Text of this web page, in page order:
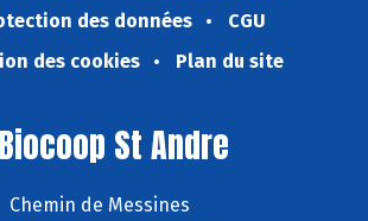
des données
CGU
des cookies
Plan du site
Biocoop St Andre
Chemin de Messines